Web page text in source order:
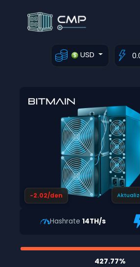
USD
-2.02/den
Hashrate 14TH/s
427.77%